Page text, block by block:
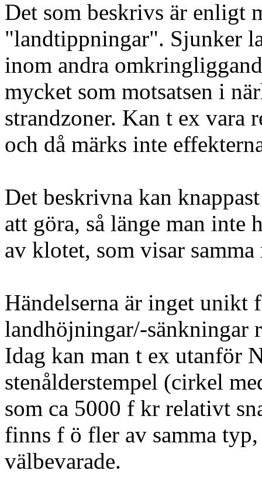
Det som beskrivs är enligt
"landtippningar". Sjunker
inom andra
mycket som motsatsen i
strandzoner. Kan t ex vara
och då märks inte
Det beskrivna kan
att göra, så länge man inte
av klotet, som visar samma
Händelserna är inget unikt
landhöjningar/-sänkningar
Idag kan man t ex utanför
stenålderstempel (cirkel
som ca 5000 f kr relativt
finns f ö fler av samma
välbevarade.